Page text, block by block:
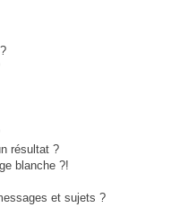
résultat ?
blanche ?!
et sujets ?